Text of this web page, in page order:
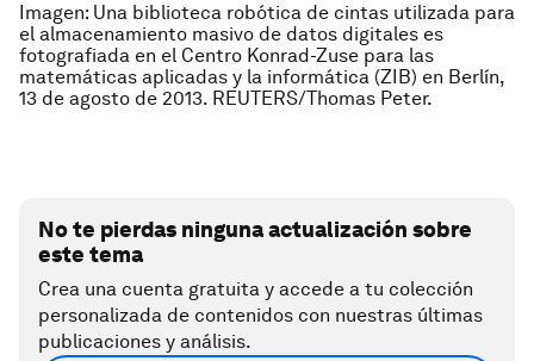
Imagen: Una biblioteca robótica de cintas utilizada para
el almacenamiento masivo de datos digitales es
fotografiada en el Centro Konrad-Zuse para las
matemáticas aplicadas y la informática (ZIB) en Berlín,
13 de agosto de 2013. REUTERS/Thomas Peter.
No te pierdas ninguna actualización sobre
este tema
Crea una cuenta gratuita y accede a tu colección
personalizada de contenidos con nuestras últimas
publicaciones y análisis.